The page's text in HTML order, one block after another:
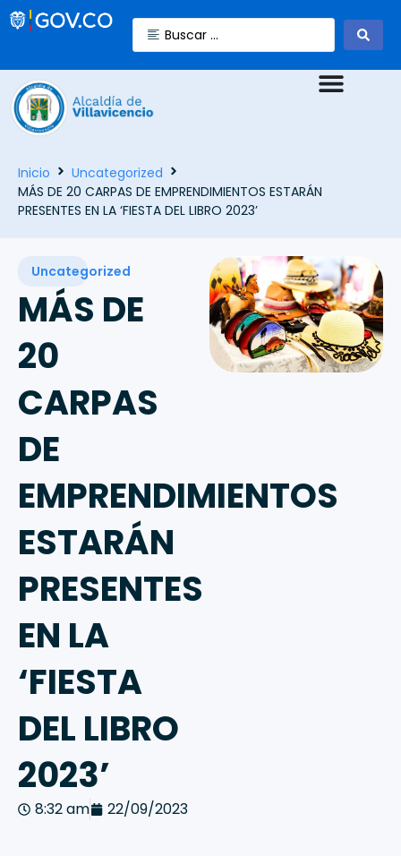
Inicio
Uncategorized
MÁS DE 20 CARPAS DE EMPRENDIMIENTOS ESTARÁN
PRESENTES EN LA ‘FIESTA DEL LIBRO 2023’
Uncategorized
MÁS DE
20
CARPAS
DE
EMPRENDIMIENTOS
ESTARÁN
PRESENTES
EN LA
‘FIESTA
DEL LIBRO
2023’
8:32 am 22/09/2023